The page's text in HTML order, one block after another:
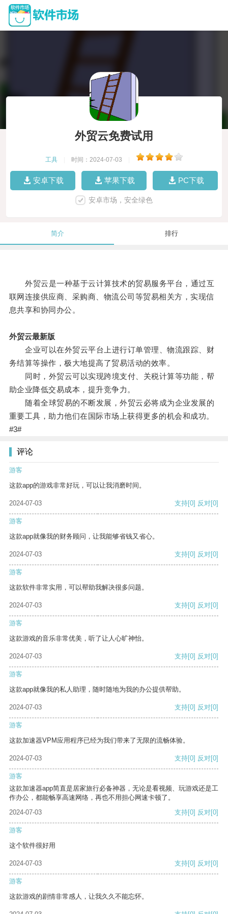
外贸云免费试用
工具 时间：2024-07-03
安卓下载 苹果下载 PC下载
安卓市场，安全绿色
简介 排行
外贸云是一种基于云计算技术的贸易服务平台，通过互
联网连接供应商、采购商、物流公司等贸易相关方，实现信
息共享和协同办公。
外贸云最新版
企业可以在外贸云平台上进行订单管理、物流跟踪、财
务结算等操作，极大地提高了贸易活动的效率。
同时，外贸云可以实现跨境支付、关税计算等功能，帮
助企业降低交易成本，提升竞争力。
随着全球贸易的不断发展，外贸云必将成为企业发展的
重要工具，助力他们在国际市场上获得更多的机会和成功。
#3#
评论
游客
这款app的游戏非常好玩，可以让我消磨时间。
2024-07-03 支持[0] 反对[0]
游客
这款app就像我的财务顾问，让我能够省钱又省心。
2024-07-03 支持[0] 反对[0]
游客
这款软件非常实用，可以帮助我解决很多问题。
2024-07-03 支持[0] 反对[0]
游客
这款游戏的音乐非常优美，听了让人心旷神怡。
2024-07-03 支持[0] 反对[0]
游客
这款app就像我的私人助理，随时随地为我的办公提供帮助。
2024-07-03 支持[0] 反对[0]
游客
这款加速器VPM应用程序已经为我们带来了无限的流畅体验。
2024-07-03 支持[0] 反对[0]
游客
这款加速器app简直是居家旅行必备神器，无论是看视频、玩游戏还是工
作办公，都能畅享高速网络，再也不用担心网速卡顿了。
2024-07-03
支持[0] 反对[0]
游客
这个软件很好用
2024-07-03 支持[0] 反对[0]
游客
这款游戏的剧情非常感人，让我久久不能忘怀。